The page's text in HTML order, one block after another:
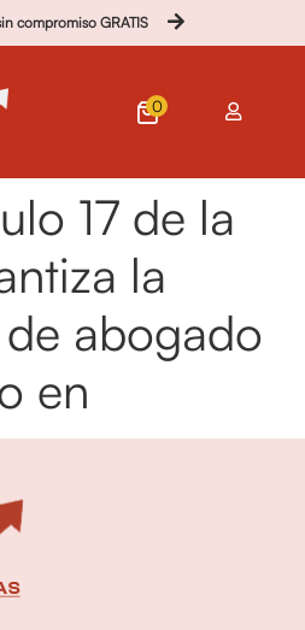
compromiso GRATIS
0
17 de la
la
abogado
en